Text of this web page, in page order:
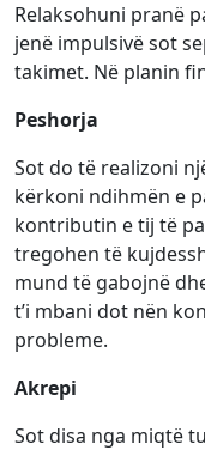
Relaksohuni pranë
jenë impulsivë sot
takimet. Në planin
Peshorja
Sot do të realizoni
kërkoni ndihmën e
kontributin e tij të
tregohen të
mund të gabojnë
t’i mbani dot nën
probleme.
Akrepi
Sot disa nga miqtë